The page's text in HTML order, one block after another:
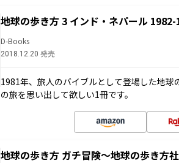
地球の歩き方 3 インド・ネパール 1982-
D-Books
2018.12.20 発売
1981年、旅人のバイブルとして登場した地
の旅を思い出して欲しい1冊です。
地球の歩き方 ガチ冒険～地球の歩き方